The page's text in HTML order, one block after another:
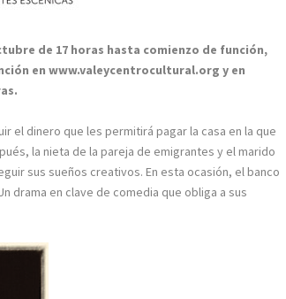
de 17 horas hasta comienzo de función,
en www.valeycentrocultural.org y en
el dinero que les permitirá pagar la casa en la que
la nieta de la pareja de emigrantes y el marido
sus sueños creativos. En esta ocasión, el banco
drama en clave de comedia que obliga a sus